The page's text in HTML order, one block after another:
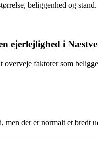
beliggenhed og
ejerlejlighed i
faktorer som
der er normalt et bredt